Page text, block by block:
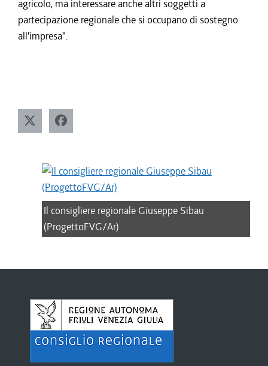
agricolo, ma interessare anche altri soggetti a
partecipazione regionale che si occupano di sostegno
all'impresa".
Il consigliere regionale Giuseppe Sibau
(ProgettoFVG/Ar)